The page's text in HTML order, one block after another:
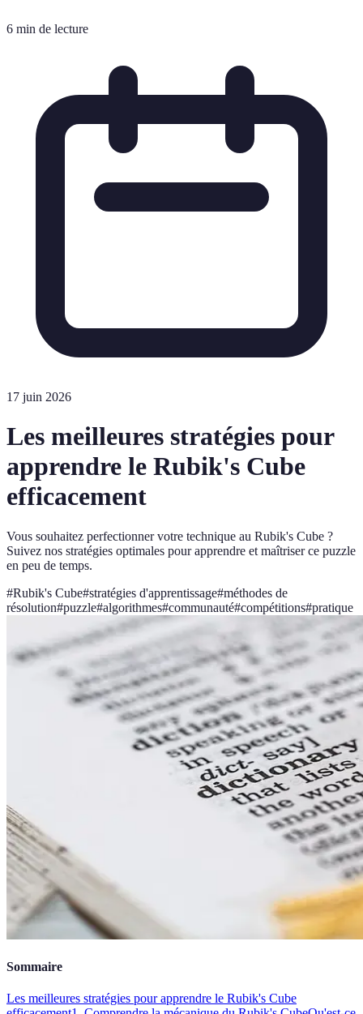
6 min de lecture
17 juin 2026
Les meilleures stratégies pour
apprendre le Rubik's Cube
efficacement
Vous souhaitez perfectionner votre technique au Rubik's Cube ?
Suivez nos stratégies optimales pour apprendre et maîtriser ce puzzle
en peu de temps.
#Rubik's Cube#stratégies d'apprentissage#méthodes de
résolution#puzzle#algorithmes#communauté#compétitions#pratique
Sommaire
Les meilleures stratégies pour apprendre le Rubik's Cube